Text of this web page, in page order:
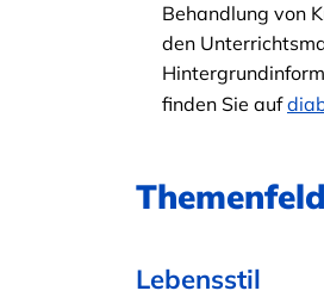
Behandlung von
den
finden Sie auf
Lebensstil